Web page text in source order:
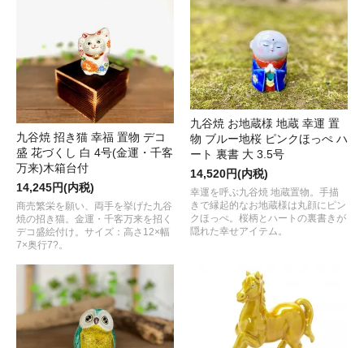
九谷焼 招き猫 幸福 置物 デコ
盛 花づくし 白 4号(金運・千客
万来)木箱台付
14,245円(内税)
商売繁栄を願い、両手を挙げた九谷
焼の招き猫。金運・千客万来を招く
デコ盛絵付け。サイズ：高さ12×幅
7×奥行7?。
九谷焼 お地蔵様 地蔵 幸運 置
物 ブルー地桜 ピンクほっぺ ハ
ート 裏書 大 3.5号
14,520円(内税)
幸運を呼ぶ九谷焼 地蔵置物。手描
きで縁起的なお地蔵様は丸顔にピン
クほっぺ。桜柄とハートの裏書きが
隠れた幸せアイテム。